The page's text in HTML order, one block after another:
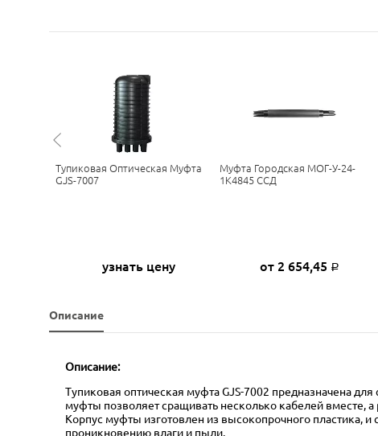
Тупиковая Оптическая Муфта
GJS-7007
узнать цену
Муфта Городская МОГ-У-24-
1К4845 ССД
от 2 654,45 Р
Описание
Описание:
Тупиковая оптическая муфта GJS-7002 предназначена
муфты позволяет сращивать несколько кабелей вместе,
Корпус муфты изготовлен из высокопрочного пластика,
проникновению влаги и пыли.